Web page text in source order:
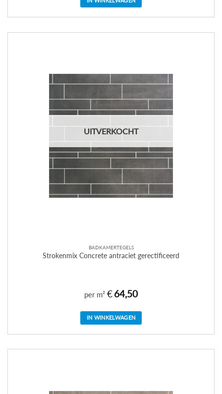
UITVERKOCHT
BADKAMERTEGELS
Strokenmix Concrete antraciet gerectificeerd
per m² €64,50
IN WINKELWAGEN